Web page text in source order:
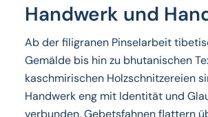
Handwerk und
Ab der filigranen Pinselarbeit
Gemälde bis hin zu bhutanischen
kaschmirischen Holzschnitzereien
Handwerk eng mit Identität und